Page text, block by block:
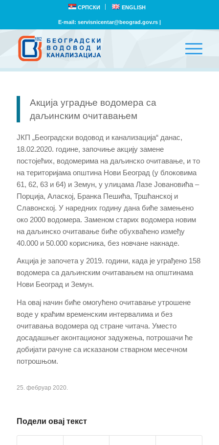
СРПСКИ ENGLISH
E-mail: servisnicentar@beograd.gov.rs|
Акција уградње водомера са
даљинским очитавањем
ЈКП „Београдски водовод и канализација“ данас,
18.02.2020. годинe, започиње акцију замене
постојећих, водомерима на даљинско очитавање, и то
на територијама општина Нови Београд (у блоковима
61, 62, 63 и 64) и Земун, у улицама Лазе Јовановића –
Порција, Алаској, Бранка Пешића, Тршћанској и
Славонској. У наредних годину дана биће замењено
око 2000 водомера. Заменом старих водомера новим
на даљинско очитавање биће обухваћено између
40.000 и 50.000 корисника, без новчане накнаде.
Акција је започета у 2019. години, када је уграђено 158
водомера са даљинским очитавањем на општинама
Нови Београд и Земун.
На овај начин биће омогућено очитавање утрошене
воде у краћим временским интервалима и без
очитавања водомера од стране читача. Уместо
досадашњег аконтационог задужења, потрошачи ће
добијати рачуне са исказаном стварном месечном
потрошњом.
25. фебруар 2020.
Подели овај текст